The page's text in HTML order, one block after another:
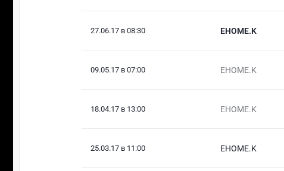
27.06.17 в 08:30 EHOME.K
09.05.17 в 07:00 EHOME.K
18.04.17 в 13:00 EHOME.K
25.03.17 в 11:00 EHOME.K